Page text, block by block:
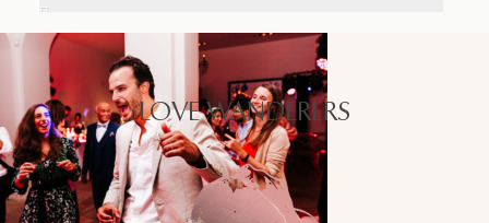
LOVE WANDERERS